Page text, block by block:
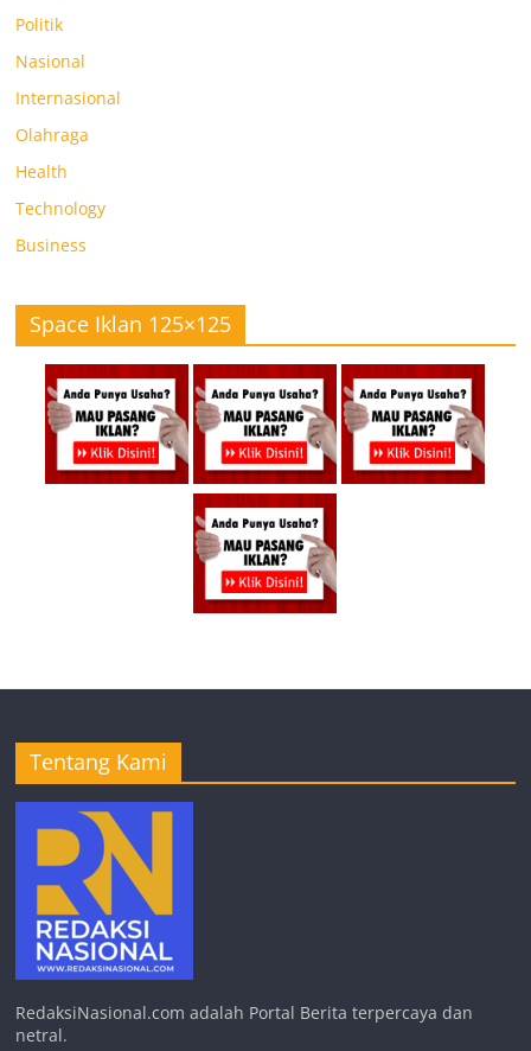
Politik
Nasional
Internasional
Olahraga
Health
Technology
Business
Space Iklan 125×125
Tentang Kami
RedaksiNasional.com adalah Portal Berita terpercaya dan
netral.